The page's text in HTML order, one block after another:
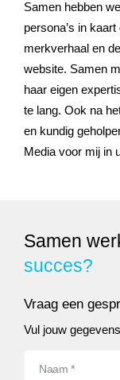
Samen hebben
persona’s in
merkverhaal en
website. Samen
haar eigen
te lang. Ook na
en kundig
Media voor mij in
Samen
succes?
Vraag een
Vul jouw